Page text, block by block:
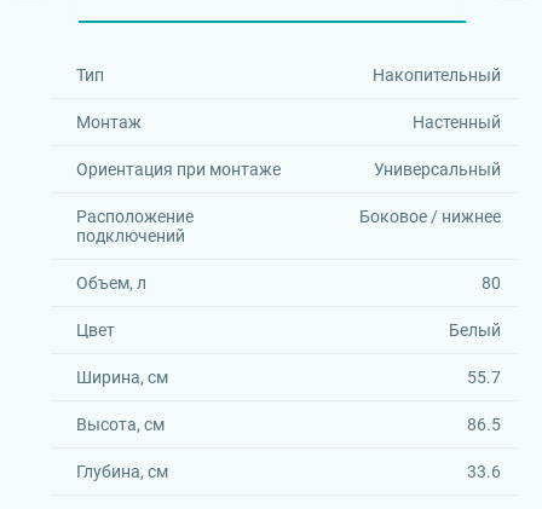
Тип Накопительный
Монтаж Настенный
Ориентация при монтаже Универсальный
Расположение
подключений
Боковое / нижнее
Объем, л 80
Цвет Белый
Ширина, см 55.7
Высота, см 86.5
Глубина, см 33.6